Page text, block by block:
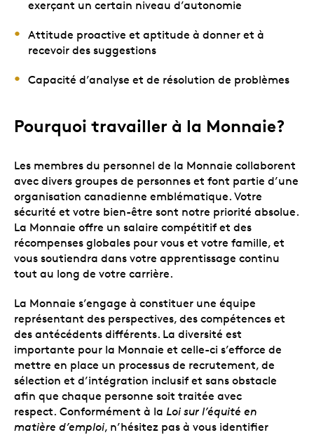
exerçant un certain niveau d’autonomie
Attitude proactive et aptitude à donner et à
recevoir des suggestions
Capacité d’analyse et de résolution de problèmes
Pourquoi travailler à la Monnaie?
Les membres du personnel de la Monnaie collaborent
avec divers groupes de personnes et font partie d’une
organisation canadienne emblématique. Votre
sécurité et votre bien-être sont notre priorité absolue.
La Monnaie offre un salaire compétitif et des
récompenses globales pour vous et votre famille, et
vous soutiendra dans votre apprentissage continu
tout au long de votre carrière.
La Monnaie s’engage à constituer une équipe
représentant des perspectives, des compétences et
des antécédents différents. La diversité est
importante pour la Monnaie et celle-ci s’efforce de
mettre en place un processus de recrutement, de
sélection et d’intégration inclusif et sans obstacle
afin que chaque personne soit traitée avec
respect. Conformément à la Loi sur l’équité en
matière d’emploi, n’hésitez pas à vous identifier